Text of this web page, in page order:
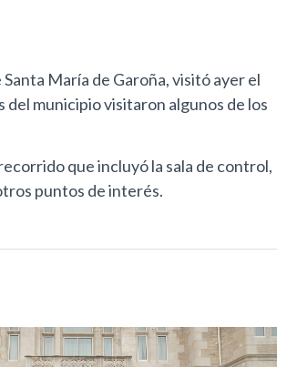
María de Garoña, visitó ayer el
municipio visitaron algunos de los
que incluyó la sala de control,
puntos de interés.